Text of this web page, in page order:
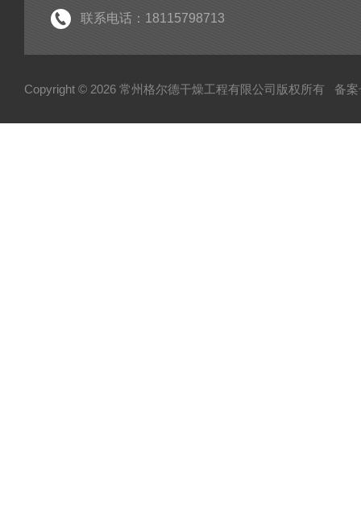
筛分设备
混合设备
联系电话：18115798713
Copyright © 2026 常州格尔德干燥工程有限公司版权所有 备案